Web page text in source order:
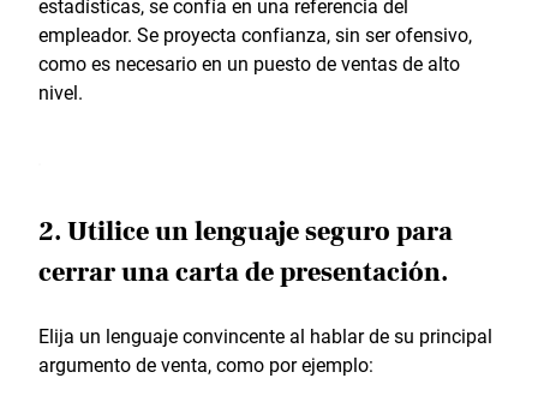
estadísticas, se confía en una referencia del
empleador. Se proyecta confianza, sin ser ofensivo,
como es necesario en un puesto de ventas de alto
nivel.
2. Utilice un lenguaje seguro para
cerrar una carta de presentación.
Elija un lenguaje convincente al hablar de su principal
argumento de venta, como por ejemplo: